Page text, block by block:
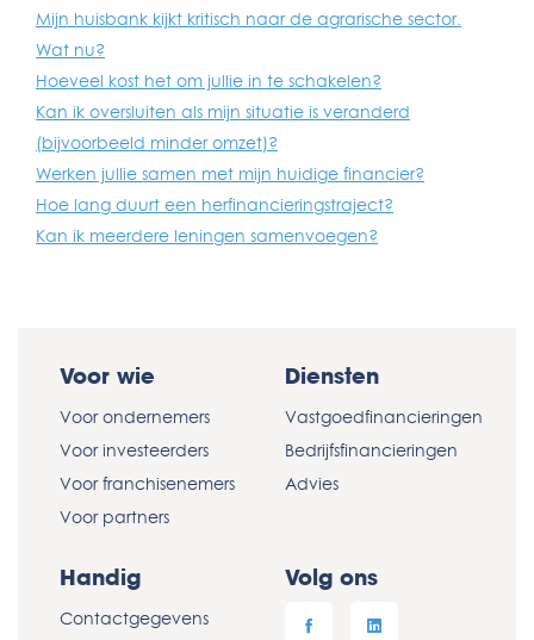
Mijn huisbank kijkt kritisch naar de agrarische sector.
Wat nu?
Hoeveel kost het om jullie in te schakelen?
Kan ik oversluiten als mijn situatie is veranderd
(bijvoorbeeld minder omzet)?
Werken jullie samen met mijn huidige financier?
Hoe lang duurt een herfinancieringstraject?
Kan ik meerdere leningen samenvoegen?
Voor wie
Voor ondernemers
Voor investeerders
Voor franchisenemers
Voor partners
Diensten
Vastgoedfinancieringen
Bedrijfsfinancieringen
Advies
Handig
Contactgegevens
Volg ons